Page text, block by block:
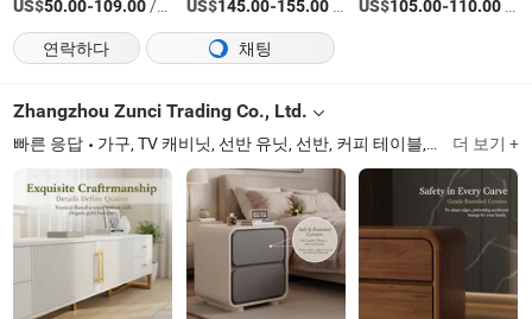
US$50.00-109.00/미터 US$145.00-155.00/미터 US$105.00-110.00
연락하다
채팅
Zhangzhou Zunci Trading Co., Ltd.
빠른 응답 가구, TV 캐비닛, 선반 유닛, 선반, 커피 테이블, 애완동물 우리, 컴퓨터 책상, 사물함, 소파, 의자 더 보기 +